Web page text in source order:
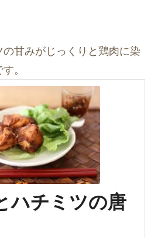
の甘みがじっくりと鶏肉に染
。
ハチミツの唐